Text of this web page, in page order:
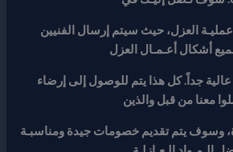
عمليـة العزل، حيث سيتم إرسال الفنيين
جميع أشكال أعـمـال العزل
عالية جداً. كل هذا يتم للوصول إلى إرضاء
معنا من قبل والذين
وسوف يتم تقديم خصومات جيدة ومناسبـة